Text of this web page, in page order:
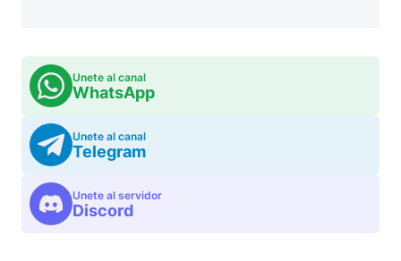
Unete al canal
WhatsApp
Unete al canal
Telegram
Unete al servidor
Discord